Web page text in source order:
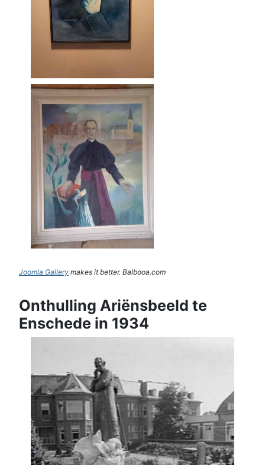
Joomla Gallery makes it better. Balbooa.com
Onthulling Ariënsbeeld te
Enschede in 1934